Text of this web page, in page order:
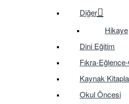
Diğer
Hikaye
Dini Eğitim
Fıkra-
Kaynak
Okul Öncesi